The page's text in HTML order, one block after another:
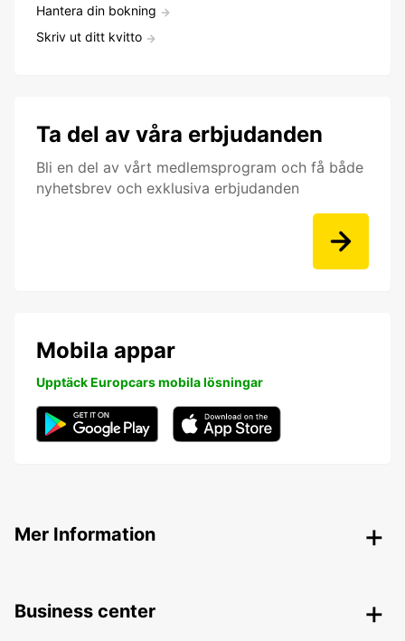
Hantera din bokning
Skriv ut ditt kvitto
Ta del av våra erbjudanden
Bli en del av vårt medlemsprogram och få både
nyhetsbrev och exklusiva erbjudanden
Mobila appar
Upptäck Europcars mobila lösningar
Mer Information
Business center